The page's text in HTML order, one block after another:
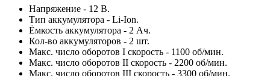
Напряжение - 12 В.
Тип аккумулятора - Li-Ion.
Ёмкость аккумулятора - 2 Ач.
Кол-во аккумуляторов - 2 шт.
Макс. число оборотов I скорость - 1100 об/мин.
Макс. число оборотов II скорость - 2200 об/мин.
Макс. число оборотов III скорость - 3300 об/мин.